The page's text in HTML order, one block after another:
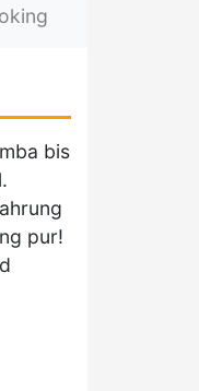
bis
pur!